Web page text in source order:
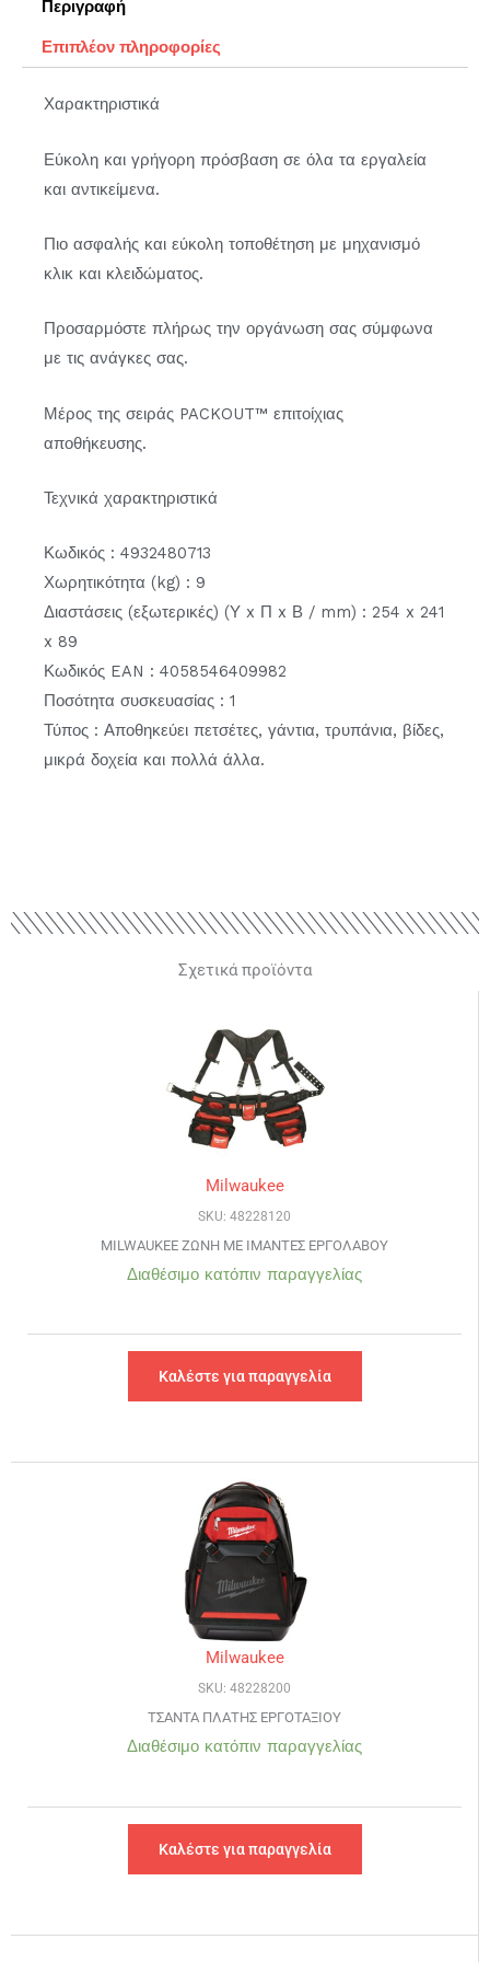
Περιγραφή
Επιπλέον πληροφορίες
Χαρακτηριστικά
Εύκολη και γρήγορη πρόσβαση σε όλα τα εργαλεία
και αντικείμενα.
Πιο ασφαλής και εύκολη τοποθέτηση με μηχανισμό
κλικ και κλειδώματος.
Προσαρμόστε πλήρως την οργάνωση σας σύμφωνα
με τις ανάγκες σας.
Μέρος της σειράς PACKOUT™ επιτοίχιας
αποθήκευσης.
Τεχνικά χαρακτηριστικά
Κωδικός : 4932480713
Χωρητικότητα (kg) : 9
Διαστάσεις (εξωτερικές) (Υ x Π x Β / mm) : 254 x 241
x 89
Κωδικός EAN : 4058546409982
Ποσότητα συσκευασίας : 1
Τύπος : Αποθηκεύει πετσέτες, γάντια, τρυπάνια, βίδες,
μικρά δοχεία και πολλά άλλα.
Σχετικά προϊόντα
Milwaukee
SKU: 48228120
MILWAUKEE ΖΩΝΗ ΜΕ ΙΜΑΝΤΕΣ ΕΡΓΟΛΑΒΟΥ
Διαθέσιμο κατόπιν παραγγελίας
Καλέστε για παραγγελία
Milwaukee
SKU: 48228200
ΤΣΑΝΤΑ ΠΛΑΤΗΣ ΕΡΓΟΤΑΞΙΟΥ
Διαθέσιμο κατόπιν παραγγελίας
Καλέστε για παραγγελία